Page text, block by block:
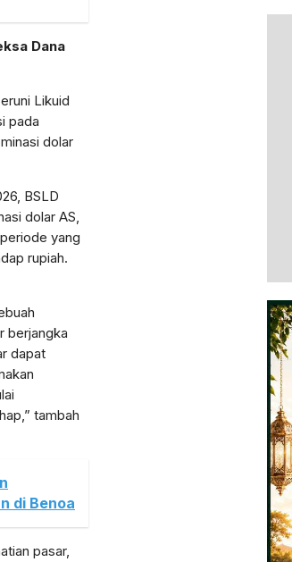
Dana
Likuid
pada
dolar
BSLD
dolar AS,
yang
rupiah.
berjangka
dapat
tambah
di Benoa
pasar,